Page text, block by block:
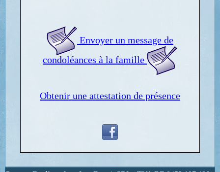
Envoyer un message de
condoléances à la famille
Obtenir une attestation de présence